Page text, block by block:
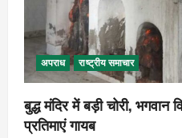
अपराध राष्ट्रीय समाचार
बुद्ध मंदिर में बड़ी चोरी, भगवान
प्रतिमाएं गायब